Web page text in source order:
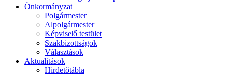
Önkormányzat
Polgármester
Alpolgármester
Képviselő testület
Szakbizottságok
Választások
Aktualitások
Hirdetőtábla